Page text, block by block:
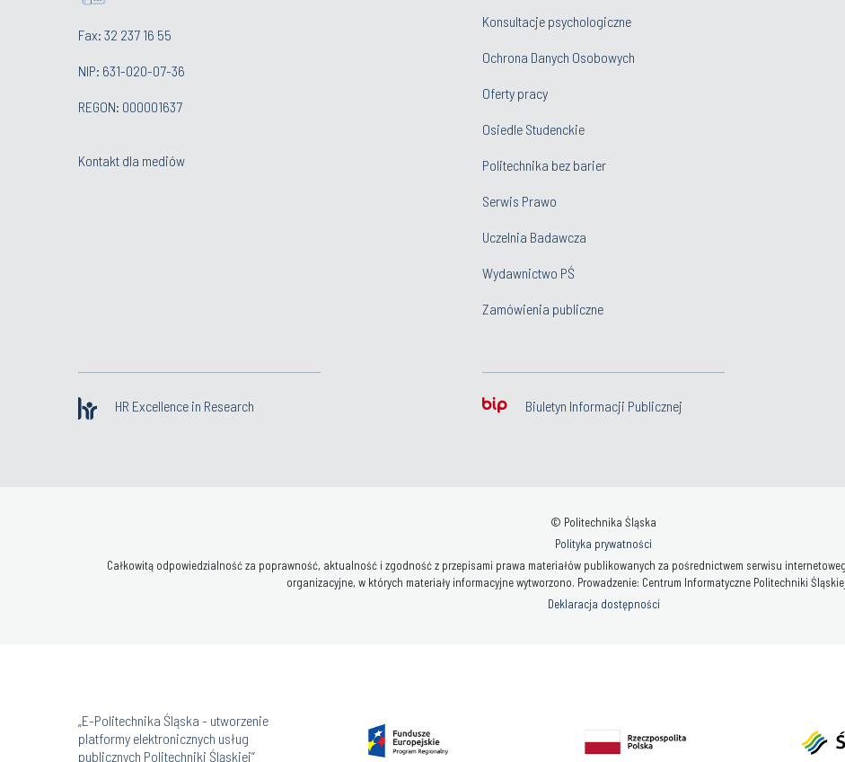
Fax: 32 237 16 55
NIP: 631-020-07-36
REGON: 000001637
Kontakt dla mediów
Konsultacje psychologiczne
Ochrona Danych Osobowych
Oferty pracy
Osiedle Studenckie
Politechnika bez barier
Serwis Prawo
Uczelnia Badawcza
Wydawnictwo PŚ
Zamówienia publiczne
HR Excellence in Research Biuletyn Informacji Publicznej
© Politechnika Śląska
Polityka prywatności
Całkowitą odpowiedzialność za poprawność, aktualność i zgodność z przepisami prawa materiałów publikowanych za pośrednictwem serwisu
organizacyjne, w których materiały informacyjne wytworzono. Prowadzenie: Centrum Informatyczne Politechniki
Deklaracja dostępności
„E-Politechnika Śląska - utworzenie
platformy elektronicznych usług
publicznych Politechniki Śląskiej”